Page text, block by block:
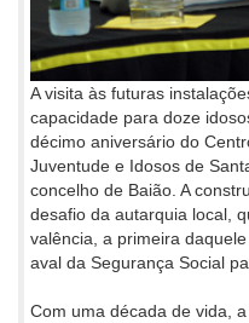
A visita às futuras
capacidade para doze
décimo aniversário do
Juventude e Idosos de
concelho de Baião. A
desafio da autarquia local,
valência, a primeira
aval da Segurança Social
Com uma década de vida,